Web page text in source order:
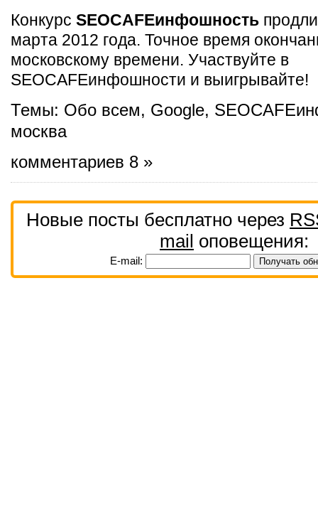
Конкурс SEOCAFEинфошность
марта 2012 года. Точное время
московскому времени. Участвуйте в
SEOCAFEинфошности и выигрывайте!
Темы: Обо всем, Google,
москва
комментариев 8 »
Новые посты бесплатно через
mail оповещения:
E-mail: